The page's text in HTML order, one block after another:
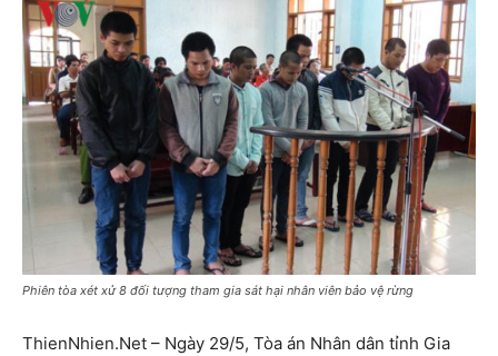
Phiên tòa xét xử 8 đối tượng tham gia sát hại nhân viên bảo vệ rừng
ThienNhien.Net – Ngày 29/5, Tòa án Nhân dân tỉnh Gia